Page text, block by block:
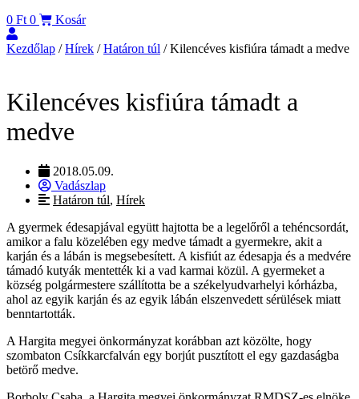
0 Ft 0 Kosár
Kezdőlap /Hírek /Határon túl / Kilencéves kisfiúra támadt a medve
Kilencéves kisfiúra támadt a
medve
2018.05.09.
Vadászlap
Határon túl, Hírek
A gyermek édesapjával együtt hajtotta be a legelőről a tehéncsordát,
amikor a falu közelében egy medve támadt a gyermekre, akit a
karján és a lábán is megsebesített. A kisfiút az édesapja és a medvére
támadó kutyák mentették ki a vad karmai közül. A gyermeket a
község polgármestere szállította be a székelyudvarhelyi kórházba,
ahol az egyik karján és az egyik lábán elszenvedett sérülések miatt
benntartották.
A Hargita megyei önkormányzat korábban azt közölte, hogy
szombaton Csíkkarcfalván egy borjút pusztított el egy gazdaságba
betörő medve.